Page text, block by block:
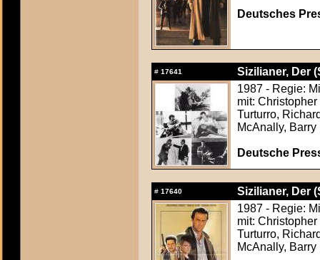
Deutsches
# 17641
Sizilianer, Der
1987 - Regie:
mit:
Turturro,
McAnally,
Deutsche
# 17640
Sizilianer, Der
1987 - Regie:
mit:
Turturro,
McAnally,